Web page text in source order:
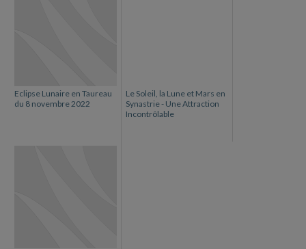
Eclipse Lunaire en Taureau
du 8 novembre 2022
Le Soleil, la Lune et Mars en
Synastrie - Une Attraction
Incontrôlable